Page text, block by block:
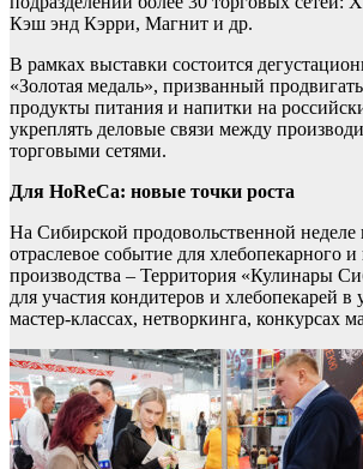
Кэш энд Кэрри, Магнит и др.
В рамках выставки состоится
«Золотая медаль», призванный
продукты питания и напитки на
укреплять деловые связи между
торговыми сетями.
Для HoReCa: новые точки роста
На Сибирской продовольственной неделе
отраслевое событие для хлебопекарного и
производства – Территория «Кулинары
для участия кондитеров и хлебопекарей в
мастер-классах, нетворкинга, конкурсах